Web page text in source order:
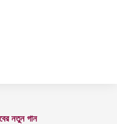
নতুন গান